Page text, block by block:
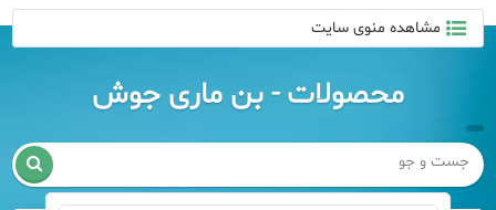
مشاهده منوی سایت
محصولات - بن ماری جوش
